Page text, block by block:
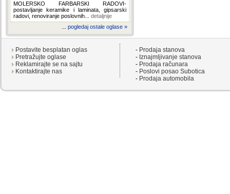
MOLERSKO FARBARSKI RADOVI-
postavljanje keramike i laminata, gipsarski
radovi, renoviranje poslovnih... detaljnije
pogledaj ostale oglase »
Postavite besplatan oglas
Pretražujte oglase
Reklamirajte se na sajtu
Kontaktirajte nas
- Prodaja stanova
- Iznajmljivanje stanova
- Prodaja računara
- Poslovi posao Subotica
- Prodaja automobila